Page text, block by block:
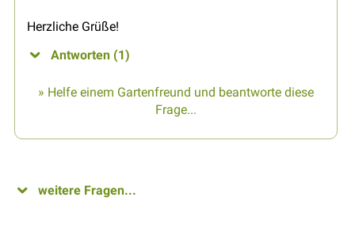
Herzliche Grüße!
Antworten (1)
» Helfe einem Gartenfreund und beantworte diese
Frage...
weitere Fragen...